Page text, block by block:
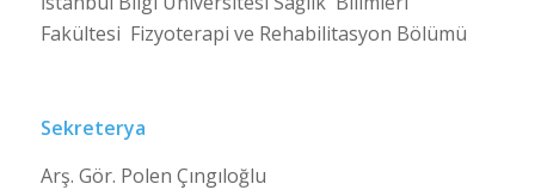
Fakültesi Fizyoterapi ve Rehabilitasyon Bölümü
Sekreterya
Arş. Gör. Polen Çıngıloğlu